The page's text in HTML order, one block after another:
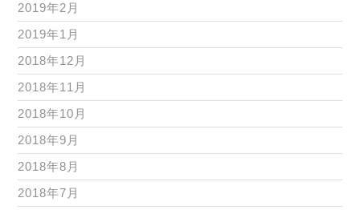
2019年2月
2019年1月
2018年12月
2018年11月
2018年10月
2018年9月
2018年8月
2018年7月